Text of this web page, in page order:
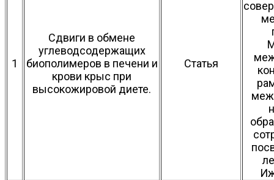
1
Сдвиги в обмене
углеводсодержащих
биополимеров в печени и
крови крыс при
высокожировой диете.
Статья